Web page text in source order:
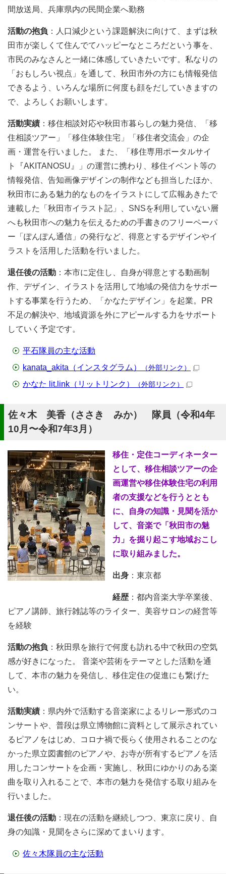
間放送局、兵庫県内の民間企業へ勤務
活動の抱負 ：人口減少という課題解決に向けて、まずは秋
田市が楽しくて住んでてハッピーなところだという事を、
市民のみなさんと一緒に体感していきたいです。私なりの
「おもしろい視点」を通して、秋田市外の方にも情報発信
できるよう、いろんな場所に何度も顔をだしていきますの
で、よろしくお願いします。
活動実績 ：移住相談対応や秋田市暮らしの魅力発信、「移
住相談ツアー」「移住体験住宅」「移住者交流会」の企
画・運営を行いました。 また、「移住専用ポータルサイ
ト『AKITANOSU』」の運営に携わり、移住イベント等の
情報発信、告知画像デザインの制作なども担当したほか、
秋田市にある魅力的なものをイラストにして広報あきたで
連載した「秋田市イラスト記」、SNSを利用していない層
へも秋田市への魅力を伝えるための手書きのフリーペーパ
ー「ぽんぽん通信」の発行など、得意とするデザインやイ
ラストを活用した活動を行いました。
退任後の活動 ：本市に定住し、自身が得意とする動画制
作、デザイン、イラストを活用して地域の発信力をサポー
トする事業を行うため、「かなたデザイン」を起業。PR
不足の解決や、地域資源を外にアピールする力をサポート
していく予定です。
平石隊員の主な活動
kanata_akita（インスタグラム）
（外部リンク）
かなた lit.link（リットリンク） （外部リンク）
佐々木 美香（ささき みか） 隊員（令和4年
10月〜令和7年3月）
移住・定住コーディネーター
として、移住相談ツアーの企
画運営や移住体験住宅の利用
者の支援などを行うととも
に、自身の知識・見聞を活か
して、音楽で「秋田市の魅
力」を掘り起こす地域おこし
に取り組みました。
出身 ：東京都
経歴 ：都内音楽大学卒業後、
ピアノ講師、旅行雑誌等のライター、美容サロンの経営等
を経験
活動の抱負 ：秋田県を旅行で何度も訪れる中で秋田の空気
感が好きになった。 音楽や芸術をテーマとした活動を通
して、本市の魅力を発信し、移住定住の促進にも繋げた
い。
活動実績 ：県内外で活動する音楽家によるリレー形式のコ
ンサートや、普段は県立博物館に資料として展示されてい
るピアノをはじめ、コロナ禍で長らく使用されることのな
かった県立図書館のピアノや、お寺が所有するピアノを活
用したコンサートを企画・実施し、秋田にゆかりのある楽
曲を取り入れることで、本市の魅力を発信する取り組みを
行いました。
退任後の活動 ：現在の活動を継続しつつ、東京に戻り、自
身の知識・見聞をさらに深めてまいります。
佐々木隊員の主な活動